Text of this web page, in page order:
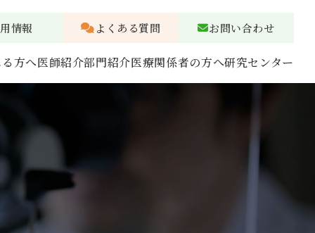
情報 よくある質問 お問い合わせ
方へ医師紹介部門紹介医療関係者の方へ研究センター